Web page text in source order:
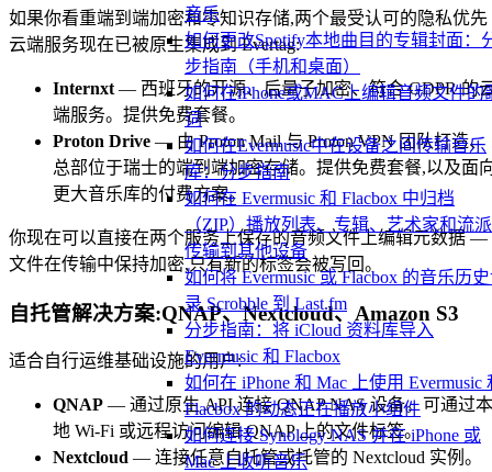
音乐
如何更改Spotify本地曲目的专辑封面：
步指南（手机和桌面）
如何在iPhone或MAC上编辑音频文件的
词
如何在Evermusic中在设备之间传输音乐
库：分步指南
如何在 Evermusic 和 Flacbox 中归档
（ZIP）播放列表、专辑、艺术家和流
传输到其他设备
如何将 Evermusic 或 Flacbox 的音乐历
录 Scrobble 到 Last.fm
分步指南：将 iCloud 资料库导入
Evermusic 和 Flacbox
如何在 iPhone 和 Mac 上使用 Evermusic
Flacbox 的动态正在播放小组件
如何连接 Synology NAS 并在 iPhone 或
Mac 上收听音乐
如果你看重端到端加密和零知识存储,两个最受认可的隐私优先
云端服务现在已被原生集成到 Evertag:
Internxt — 西班牙的开源、后量子加密、符合 GDPR 的
端服务。提供免费套餐。
Proton Drive — 由 Proton Mail 与 Proton VPN 团队打造、
总部位于瑞士的端到端加密存储。提供免费套餐,以及面
更大音乐库的付费方案。
你现在可以直接在两个服务上保存的音频文件上编辑元数据 —
文件在传输中保持加密,只有新的标签会被写回。
自托管解决方案:QNAP、Nextcloud、Amazon S3
适合自行运维基础设施的用户:
QNAP — 通过原生 API 连接 QNAP NAS 设备。可通过本
地 Wi-Fi 或远程访问编辑 QNAP 上的文件标签。
Nextcloud — 连接任意自托管或托管的 Nextcloud 实例。